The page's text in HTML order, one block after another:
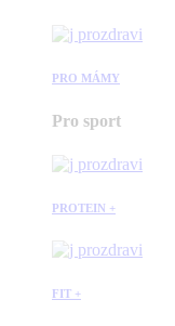
PRO MÁMY
Pro sport
PROTEIN +
FIT +